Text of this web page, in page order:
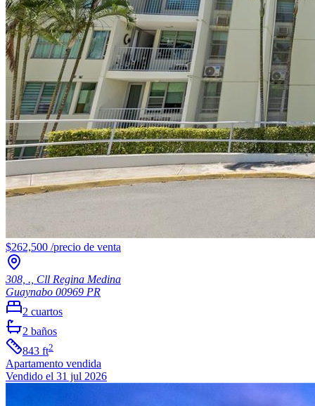
$262,500 /precio de venta
308, ., Cll Regina Medina
Guaynabo 00969 PR
2 cuartos
2 baños
843 ft2
Apartamento vendida
Vendido el 31 jul 2026